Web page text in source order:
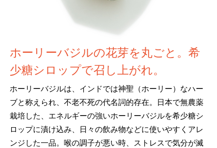
ホーリーバジルの花芽を丸ごと。希
少糖シロップで召し上がれ。
ホーリーバジルは、インドでは神聖（ホーリー）なハー
ブと称えられ、不老不死の代名詞的存在。日本で無農薬
栽培した、エネルギーの強いホーリーバジルを希少糖シ
ロップに漬け込み、日々の飲み物などに使いやすくアレ
ンジした一品。喉の調子が悪い時、ストレスで気分が滅